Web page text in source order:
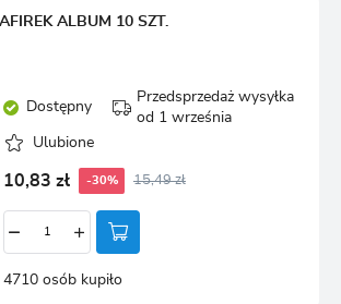
ALBUM 10 SZT.
Dostępny
Przedsprzedaż wysyłka
od 1 września
Ulubione
10,83 zł -30% 15,49 zł
4710 osób kupiło